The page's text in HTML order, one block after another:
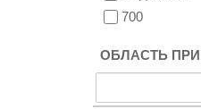
700
ОБЛАСТЬ